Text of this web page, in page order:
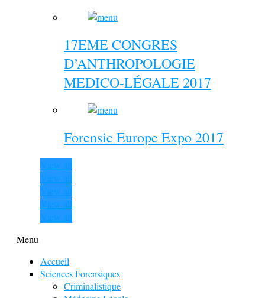
17EME CONGRES
D’ANTHROPOLOGIE
MEDICO-LÉGALE 2017
Forensic Europe Expo 2017
View all
View all
View all
View all
View all
Menu
Accueil
Sciences Forensiques
Criminalistique